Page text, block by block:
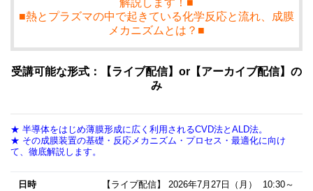
解説します！■
■熱とプラズマの中で起きている化学反応と流れ、成膜
メカニズムとは？■
受講可能な形式：【ライブ配信】or【アーカイブ配信】の
み
★ 半導体をはじめ薄膜形成に広く利用されるCVD法とALD法。
★ その成膜装置の基礎・反応メカニズム・プロセス・最適化に向け
て、徹底解説します。
日時 【ライブ配信】 2026年7月27日
（月） 10:30～